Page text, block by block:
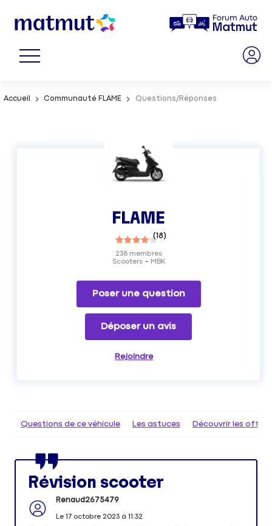
Accueil Communauté FLAME Questions/Réponses
FLAME
(18)
Scooters MBK
238membres
Poser une question
Déposer un avis
Rejoindre
Questions de ce véhicule Les astuces Découvrir les
Révision scooter
Renaud2675479
Le 17 octobre 2023à 11:32